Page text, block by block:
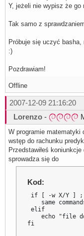
Y, jeżeli nie wypisz że go
Tak samo z
Próbuje się uczyć
:)
Pozdrawiam!
Offline
2007-12-09 21:16:20
Lorenzo -
W programie matematyki
wstęp do rachunku
Przedstawiłeś
sprowadza się do
Kod:
if [ -w X/Y ] ;
same
elif
echo "file
fi